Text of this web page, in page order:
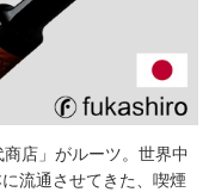
店」がルーツ。世界中
流通させてきた、喫煙